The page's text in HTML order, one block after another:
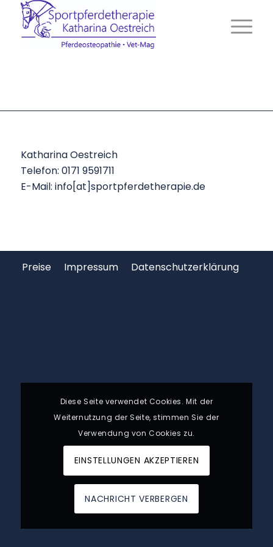
Katharina Oestreich
Telefon: 0171 9591711
E-Mail: info[at]sportpferdetherapie.de
Preise Impressum Datenschutzerklärung
Diese Seite verwendet Cookies. Mit der
Weiternutzung der Seite, stimmen Sie der
Verwendung von Cookies zu.
EINSTELLUNGEN AKZEPTIEREN
NACHRICHT VERBERGEN